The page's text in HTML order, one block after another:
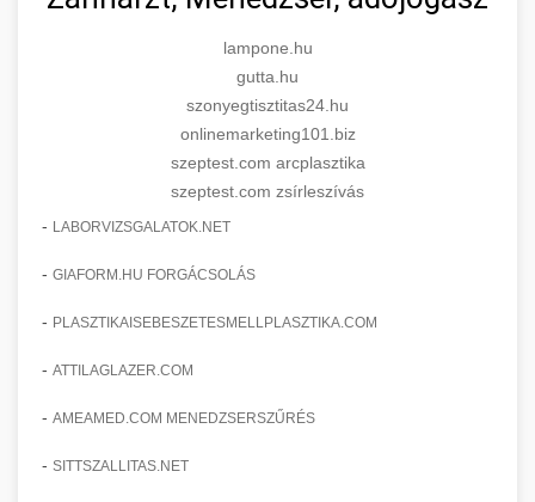
lampone.hu
gutta.hu
szonyegtisztitas24.hu
onlinemarketing101.biz
szeptest.com arcplasztika
szeptest.com zsírleszívás
- LABORVIZSGALATOK.NET
- GIAFORM.HU FORGÁCSOLÁS
- PLASZTIKAISEBESZETESMELLPLASZTIKA.COM
- ATTILAGLAZER.COM
- AMEAMED.COM MENEDZSERSZŰRÉS
- SITTSZALLITAS.NET